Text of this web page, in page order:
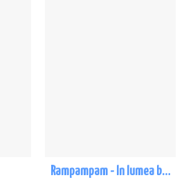
Rampampam - In lumea bomboanelor - Calarasi